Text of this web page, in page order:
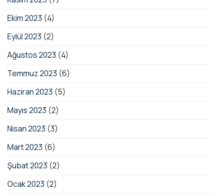
Ekim 2023 (4)
Eylül 2023 (2)
Ağustos 2023 (4)
Temmuz 2023 (6)
Haziran 2023 (5)
Mayıs 2023 (2)
Nisan 2023 (3)
Mart 2023 (6)
Şubat 2023 (2)
Ocak 2023 (2)